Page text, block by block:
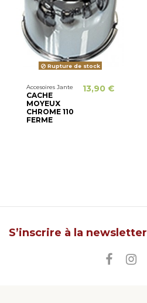
Rupture de stock
Accesoires Jante
CACHE
MOYEUX
CHROME 110
FERME
13,90 €
S’inscrire à la newsletter